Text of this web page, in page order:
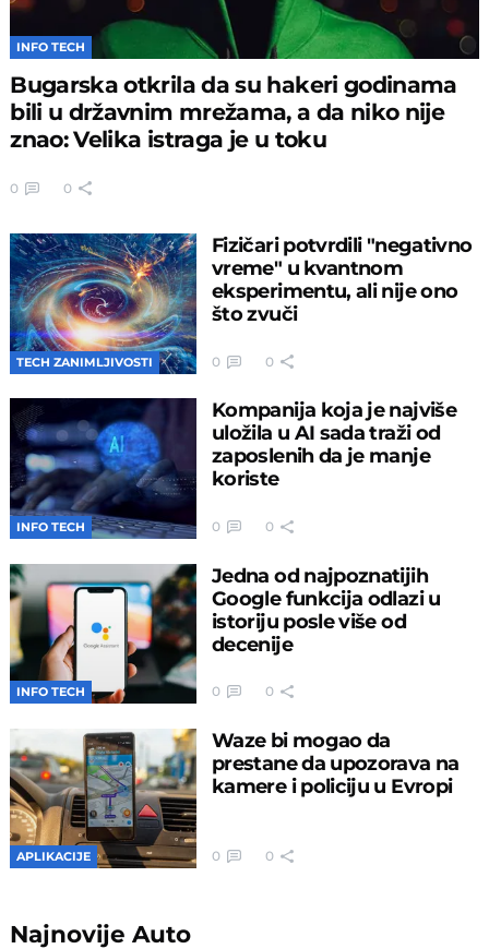
INFO TECH
Bugarska otkrila da su hakeri godinama
bili u državnim mrežama, a da niko nije
znao: Velika istraga je u toku
0 0
TECH ZANIMLJIVOSTI
Fizičari potvrdili "negativno
vreme" u kvantnom
eksperimentu, ali nije ono
što zvuči
0 0
INFO TECH
Kompanija koja je najviše
uložila u AI sada traži od
zaposlenih da je manje
koriste
0 0
INFO TECH
Jedna od najpoznatijih
Google funkcija odlazi u
istoriju posle više od
decenije
0 0
APLIKACIJE
Waze bi mogao da
prestane da upozorava na
kamere i policiju u Evropi
0 0
NajnovijeAuto